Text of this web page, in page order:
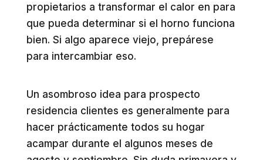
propietarios a transformar el calor en para
que pueda determinar si el horno funciona
bien. Si algo aparece viejo, prepárese
para intercambiar eso.
Un asombroso idea para prospecto
residencia clientes es generalmente para
hacer prácticamente todos su hogar
acampar durante el algunos meses de